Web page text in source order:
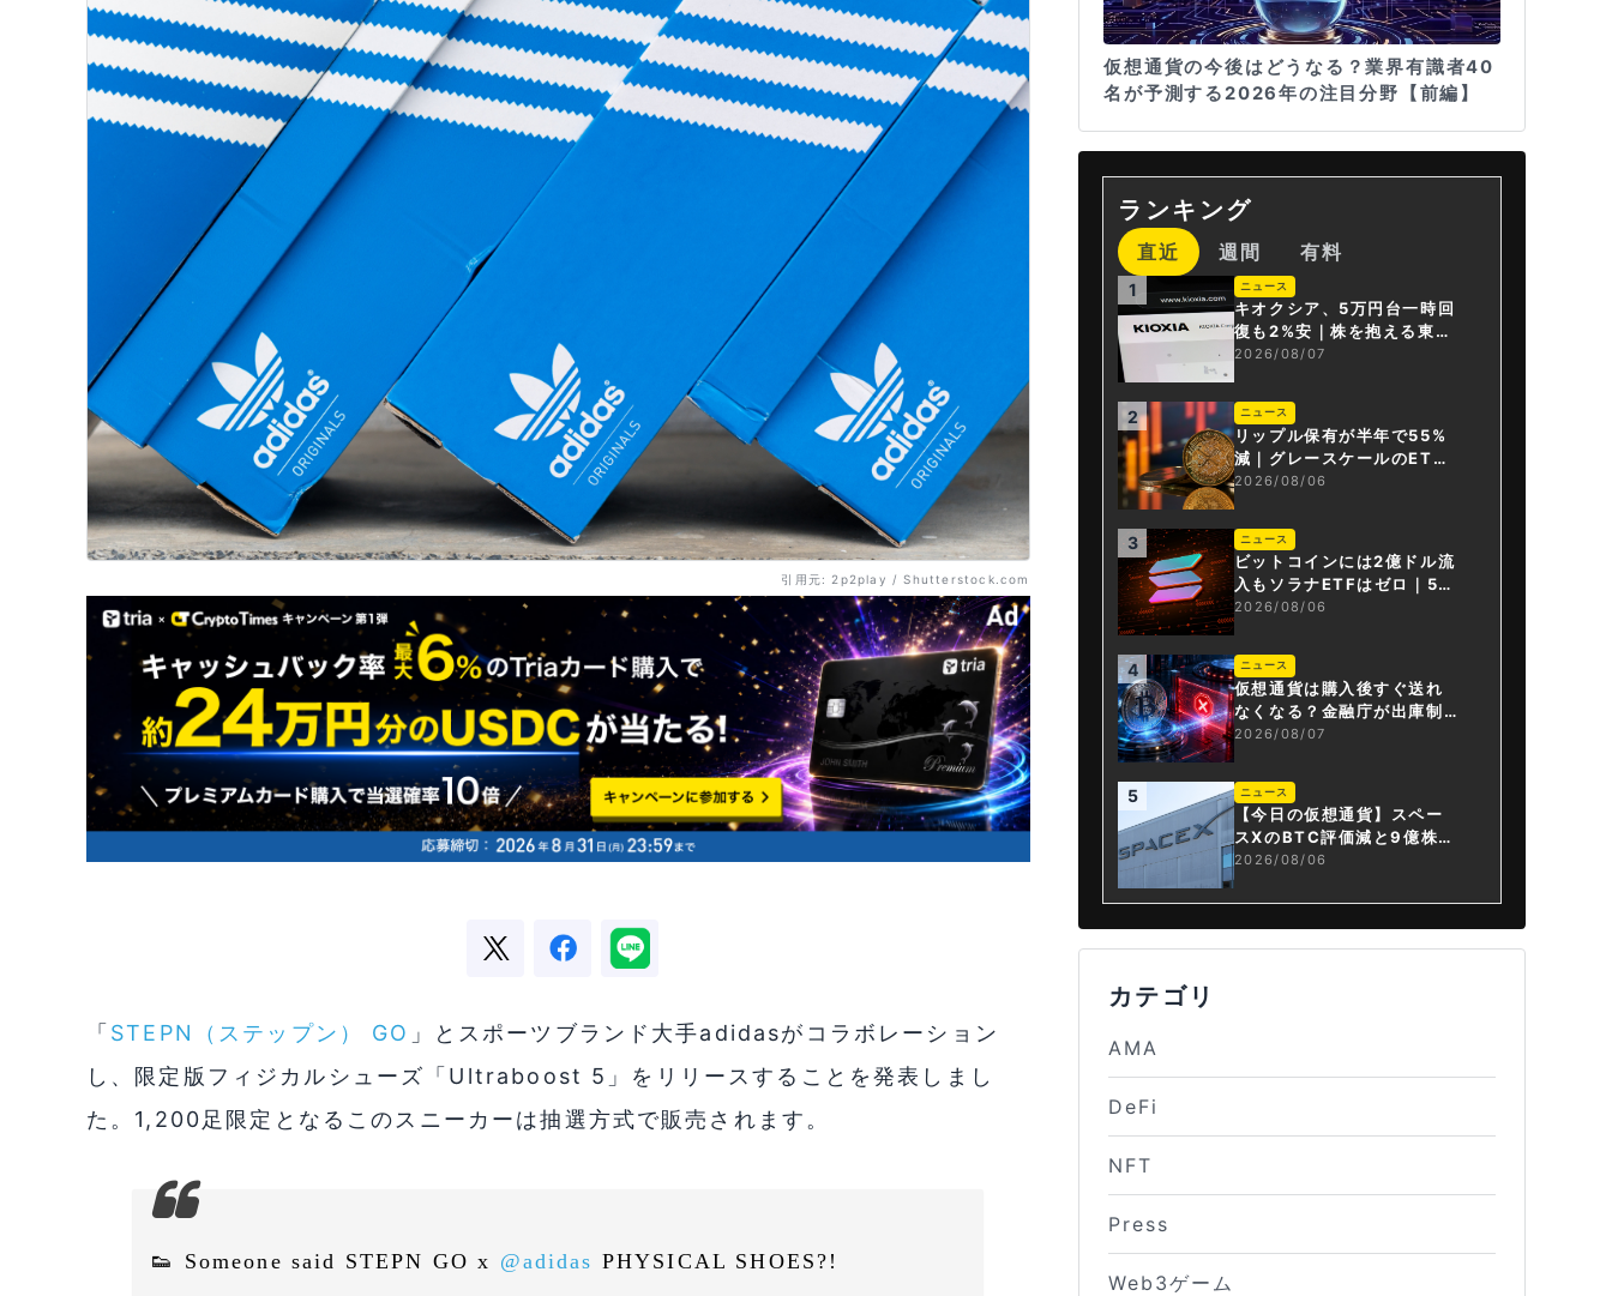
引用元: 2p2play / Shutterstock.com
「STEPN（ステップン） GO 」とスポーツブランド大手adidasがコラボレーション
し、限定版フィジカルシューズ「Ultraboost 5」をリリースすることを発表しまし
た。1,200足限定となるこのスニーカーは抽選方式で販売されます。
👟 Someone said STEPN GO x @adidas PHYSICAL SHOES?!
仮想通貨の今後はどうなる？業界有識者40
名が予測する2026年の注目分野【前編】
ランキング
直近 週間 有料
1 ニュース
キオクシア、5万円台一時回
復も2%安｜株を抱える東芝
は純利益30倍
2026/08/07
2 ニュース
リップル保有が半年で55%
減｜グレースケールのET
F、純資産1.6億ドル減
2026/08/06
3 ニュース
ビットコインには2億ドル流
入もソラナETFはゼロ｜5営
業日連続で停止
2026/08/06
4 ニュース
仮想通貨は購入後すぐ送れ
なくなる？金融庁が出庫制
限を要請
2026/08/07
5 ニュース
【今日の仮想通貨】スペー
スXのBTC評価減と9億株の
解禁。208億円相当のBTC
が盗難
2026/08/06
カテゴリ
AMA
DeFi
NFT
Press
Web3ゲーム